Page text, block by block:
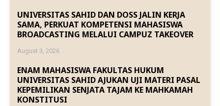
UNIVERSITAS SAHID DAN DOSS JALIN KERJA
SAMA, PERKUAT KOMPETENSI MAHASISWA
BROADCASTING MELALUI CAMPUZ TAKEOVER
August 3, 2026
ENAM MAHASISWA FAKULTAS HUKUM
UNIVERSITAS SAHID AJUKAN UJI MATERI PASAL
KEPEMILIKAN SENJATA TAJAM KE MAHKAMAH
KONSTITUSI